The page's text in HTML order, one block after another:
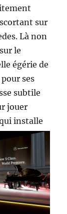
sur
Là non
le
égérie de
ses
subtile
jouer
installe